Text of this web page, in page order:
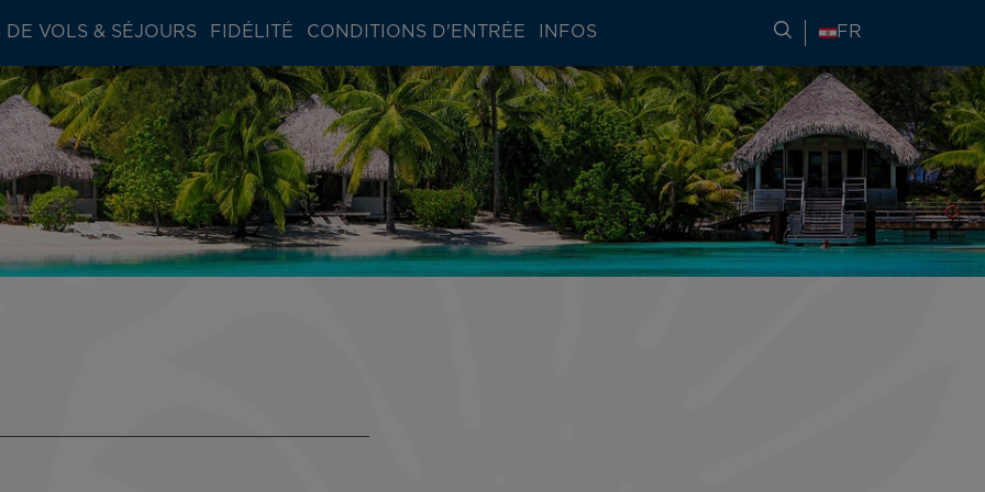
DE VOLS & SÉJOURS FIDÉLITÉ CONDITIONS D'ENTRÉE INFOS RECHERCHER DES
FR